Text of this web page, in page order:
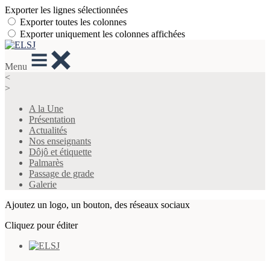
Exporter les lignes sélectionnées
Exporter toutes les colonnes
Exporter uniquement les colonnes affichées
Menu
<
>
A la Une
Présentation
Actualités
Nos enseignants
Dôjô et étiquette
Palmarès
Passage de grade
Galerie
Ajoutez un logo, un bouton, des réseaux sociaux
Cliquez pour éditer